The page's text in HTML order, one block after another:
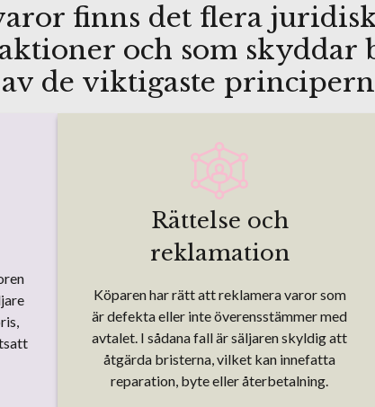
finns det flera
och som skyddar
de viktigaste
Rättelse och
reklamation
Köparen har rätt att reklamera varor som
är defekta eller inte överensstämmer med
avtalet. I sådana fall är säljaren skyldig att
åtgärda bristerna, vilket kan innefatta
reparation, byte eller återbetalning.